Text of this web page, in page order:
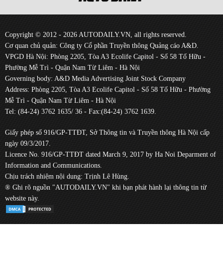
Copyright © 2012 - 2026 AUTODAILY.VN, all rights reserved.
Cơ quan chủ quản: Công ty Cổ phần Truyền thông Quảng cáo A&D.
VPGD Hà Nội: Phòng 2205, Tòa A3 Ecolife Capitol - Số 58 Tố Hữu -
Phường Mễ Trì - Quận Nam Từ Liêm - Hà Nội
Governing body: A&D Media Advertising Joint Stock Company
Address: Phòng 2205, Tòa A3 Ecolife Capitol - Số 58 Tố Hữu - Phường
Mễ Trì - Quận Nam Từ Liêm - Hà Nội
Tel: (84-24) 3762 1635/ 36 - Fax:(84-24) 3762 1639.
Giấy phép số 916/GP-TTĐT, Sở Thông tin và Truyền thông Hà Nội cấp
ngày 09/3/2017.
Licence No. 916/GP-TTĐT dated March 9, 2017 by Ha Noi Deparment of
Information and Communications.
Chịu trách nhiệm nội dung: Trịnh Lê Hùng.
® Ghi rõ nguồn "AUTODAILY.VN" khi bạn phát hành lại thông tin từ
website này.